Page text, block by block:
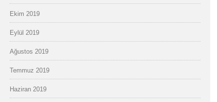
Ekim 2019
Eylül 2019
Ağustos 2019
Temmuz 2019
Haziran 2019